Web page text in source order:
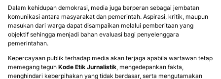
Dalam kehidupan demokrasi, media juga berperan sebagai jembatan
komunikasi antara masyarakat dan pemerintah. Aspirasi, kritik, maupun
masukan dari warga dapat disampaikan melalui pemberitaan yang
objektif sehingga menjadi bahan evaluasi bagi penyelenggara
pemerintahan.
Kepercayaan publik terhadap media akan terjaga apabila wartawan tetap
memegang teguh Kode Etik Jurnalistik, mengedepankan fakta,
menghindari keberpihakan yang tidak berdasar, serta mengutamakan